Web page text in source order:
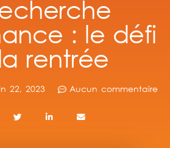
: le défi
rentrée
22, 2023 Aucun commentaire